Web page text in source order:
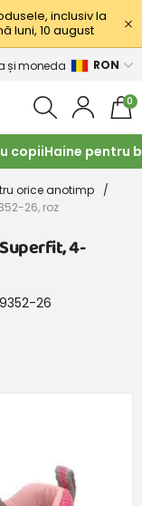
inclusiv la
luni, 10 august
și moneda RON
0
copiiHaine pentru
orice anotimp
26, roz
4-
26